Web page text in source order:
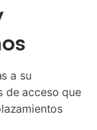
a su
de acceso que